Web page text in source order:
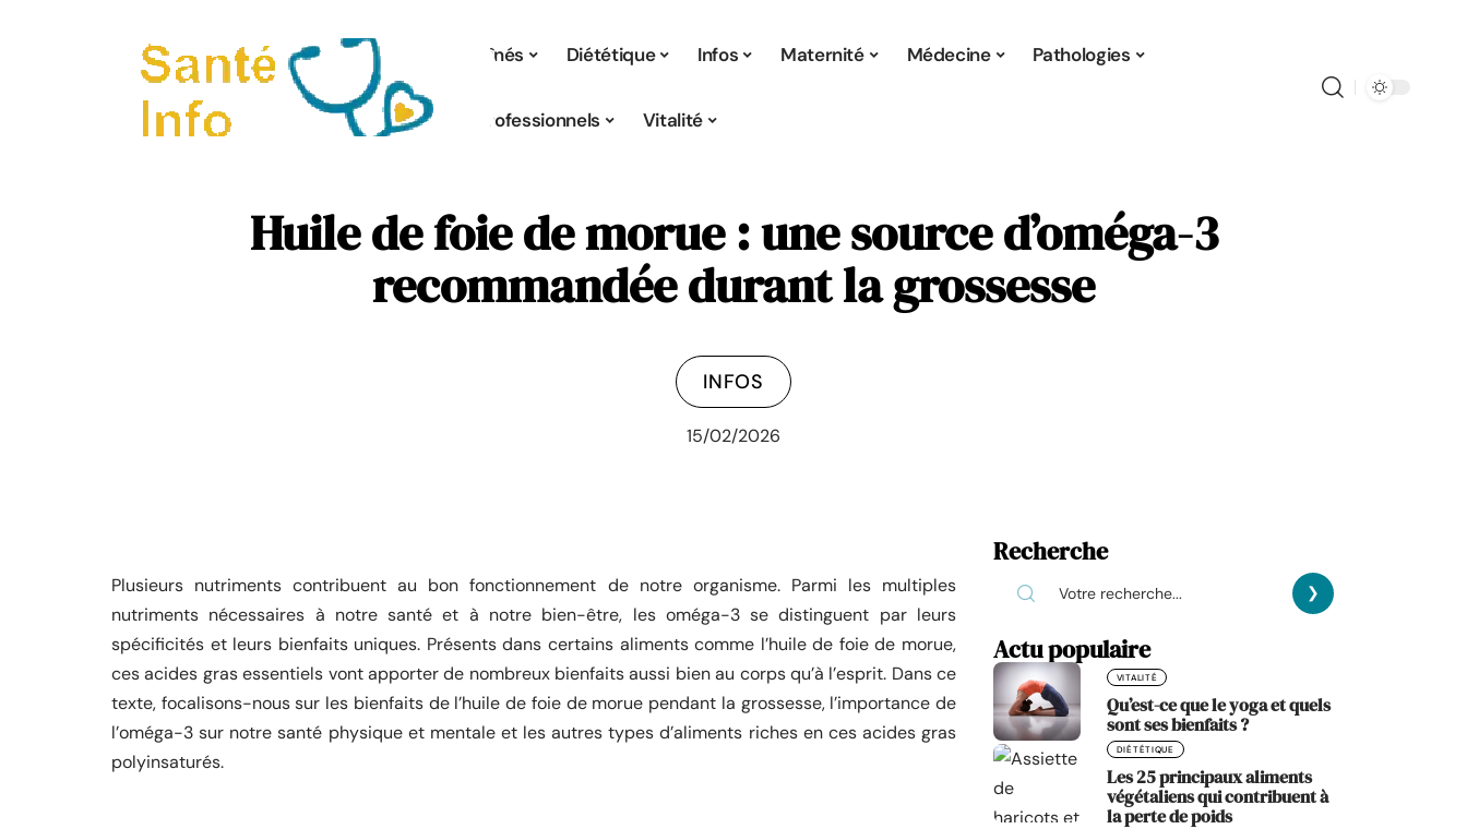
Aînés Diététique Infos Maternité Médecine Pathologies
Professionnels Vitalité
Huile de foie de morue : une source d’oméga-3
recommandée durant la grossesse
INFOS
15/02/2026
Plusieurs nutriments contribuent au bon fonctionnement de notre organisme. Parmi les multiples
nutriments nécessaires à notre santé et à notre bien-être, les oméga-3 se distinguent par leurs
spécificités et leurs bienfaits uniques. Présents dans certains aliments comme l’huile de foie de morue,
ces acides gras essentiels vont apporter de nombreux bienfaits aussi bien au corps qu’à l’esprit. Dans ce
texte, focalisons-nous sur les bienfaits de l’huile de foie de morue pendant la grossesse, l’importance de
l’oméga-3 sur notre santé physique et mentale et les autres types d’aliments riches en ces acides gras
polyinsaturés.
Recherche
Actu populaire
VITALITÉ
Qu’est-ce que le yoga et quels
sont ses bienfaits ?
DIÉTÉTIQUE
Les 25 principaux aliments
végétaliens qui contribuent à
la perte de poids